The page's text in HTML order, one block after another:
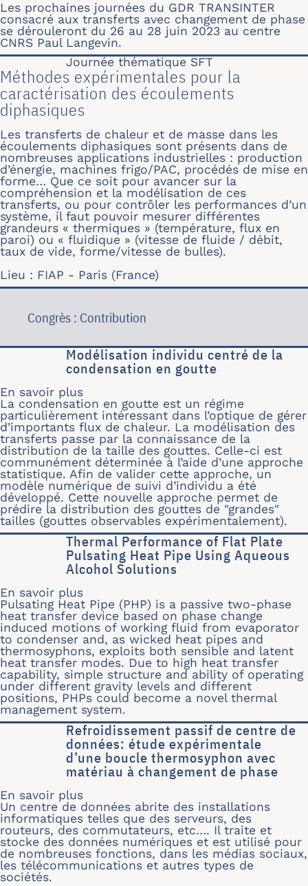
Les prochaines journées du GDR TRANSINTER
consacré aux transferts avec changement de phase
se dérouleront du 26 au 28 juin 2023 au centre
CNRS Paul Langevin.
Journée thématique SFT
Méthodes expérimentales pour la
caractérisation des écoulements
diphasiques
Les transferts de chaleur et de masse dans les
écoulements diphasiques sont présents dans de
nombreuses applications industrielles : production
d’énergie, machines frigo/PAC, procédés de mise en
forme… Que ce soit pour avancer sur la
compréhension et la modélisation de ces
transferts, ou pour contrôler les performances d’un
système, il faut pouvoir mesurer différentes
grandeurs « thermiques » (température, flux en
paroi) ou « fluidique » (vitesse de fluide / débit,
taux de vide, forme/vitesse de bulles).
Lieu : FIAP - Paris (France)
Congrès : Contribution
Modélisation individu centré de la
condensation en goutte
En savoir plus
La condensation en goutte est un régime
particulièrement intéressant dans l’optique de gérer
d’importants flux de chaleur. La modélisation des
transferts passe par la connaissance de la
distribution de la taille des gouttes. Celle-ci est
communément déterminée à l’aide d’une approche
statistique. Afin de valider cette approche, un
modèle numérique de suivi d’individu a été
développé. Cette nouvelle approche permet de
prédire la distribution des gouttes de "grandes"
tailles (gouttes observables expérimentalement).
Thermal Performance of Flat Plate
Pulsating Heat Pipe Using Aqueous
Alcohol Solutions
En savoir plus
Pulsating Heat Pipe (PHP) is a passive two-phase
heat transfer device based on phase change
induced motions of working fluid from evaporator
to condenser and, as wicked heat pipes and
thermosyphons, exploits both sensible and latent
heat transfer modes. Due to high heat transfer
capability, simple structure and ability of operating
under different gravity levels and different
positions, PHPs could become a novel thermal
management system.
Refroidissement passif de centre de
données: étude expérimentale
d’une boucle thermosyphon avec
matériau à changement de phase
En savoir plus
Un centre de données abrite des installations
informatiques telles que des serveurs, des
routeurs, des commutateurs, etc…. Il traite et
stocke des données numériques et est utilisé pour
de nombreuses fonctions, dans les médias sociaux,
les télécommunications et autres types de
sociétés.